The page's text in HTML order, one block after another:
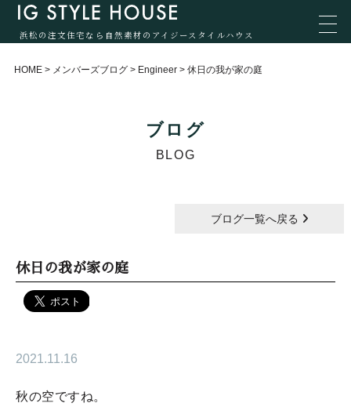
浜松の注文住宅なら自然素材のアイジースタイルハウス
HOME > メンバーズブログ > Engineer > 休日の我が家の庭
ブログ
BLOG
ブログ一覧へ戻る
休日の我が家の庭
2021.11.16
秋の空ですね。